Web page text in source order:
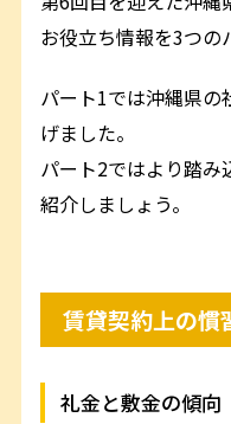
お役立ち情報を3つの
パート1では沖縄県の
げました。
パート2ではより踏み
紹介しましょう。
賃貸契約上の慣
礼金と敷金の傾向